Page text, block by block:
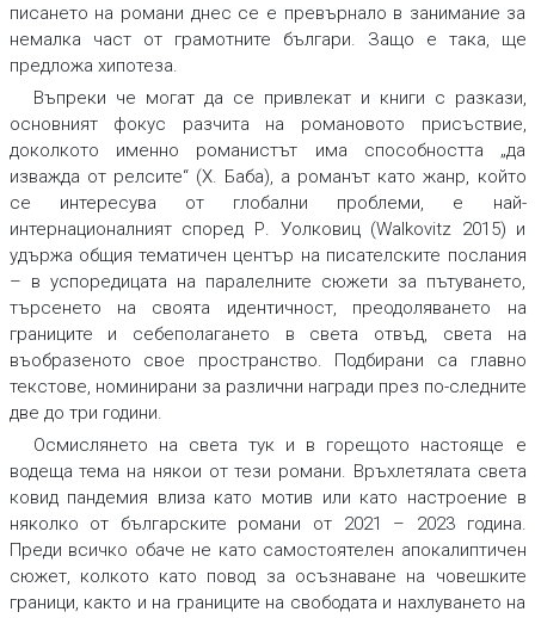
писането на романи днес се е превърнало в занимание за
немалка част от грамотните българи. Защо е така, ще
предложа хипотеза.
Въпреки че могат да се привлекат и книги с разкази,
основният фокус разчита на романовото присъствие,
доколкото именно романистът има способността „да
изважда от релсите“ (Х. Баба), а романът като жанр, който
се интересува от глобални проблеми, е най-
интернационалният според Р. Уолковиц (Walkovitz 2015) и
удържа общия тематичен център на писателските послания
– в успоредицата на паралелните сюжети за пътуването,
търсенето на своята идентичност, преодоляването на
границите и себеполагането в света отвъд, света на
въобразеното свое пространство. Подбирани са главно
текстове, номинирани за различни награди през по-следните
две до три години.
Осмислянето на света тук и в горещото настояще е
водеща тема на някои от тези романи. Връхлетялата света
ковид пандемия влиза като мотив или като настроение в
няколко от българските романи от 2021 – 2023 година.
Преди всичко обаче не като самостоятелен апокалиптичен
сюжет, колкото като повод за осъзнаване на човешките
граници, както и на границите на свободата и нахлуването на